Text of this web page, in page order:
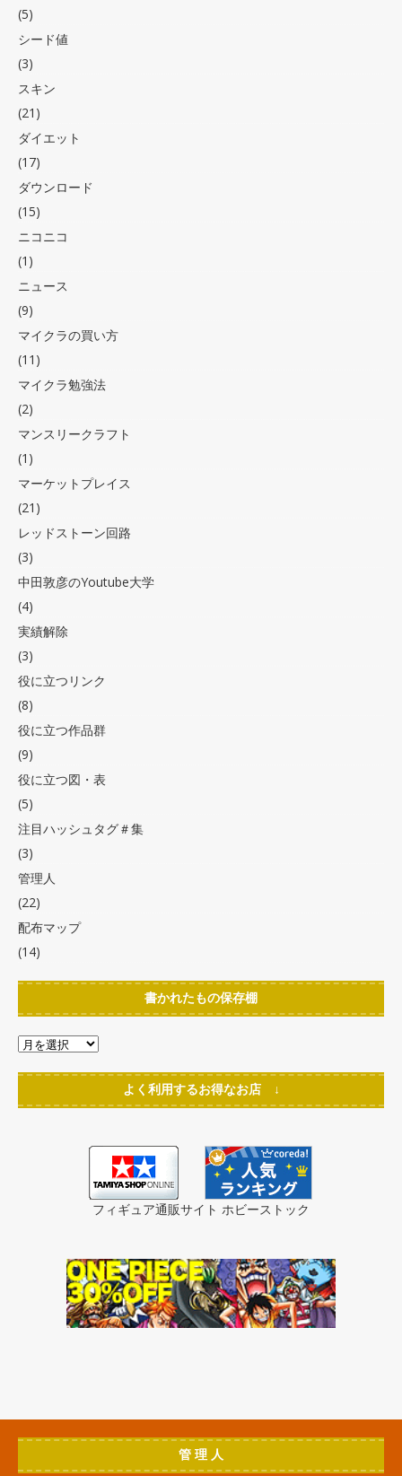
(5)
シード値
(3)
スキン
(21)
ダイエット
(17)
ダウンロード
(15)
ニコニコ
(1)
ニュース
(9)
マイクラの買い方
(11)
マイクラ勉強法
(2)
マンスリークラフト
(1)
マーケットプレイス
(21)
レッドストーン回路
(3)
中田敦彦のYoutube大学
(4)
実績解除
(3)
役に立つリンク
(8)
役に立つ作品群
(9)
役に立つ図・表
(5)
注目ハッシュタグ＃集
(3)
管理人
(22)
配布マップ
(14)
書かれたもの保存棚
よく利用するお得なお店 ↓
フィギュア通販サイト ホビーストック
管 理 人